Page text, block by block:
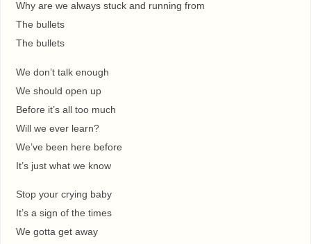
Why are we always stuck and running from
The bullets
The bullets
We don’t talk enough
We should open up
Before it’s all too much
Will we ever learn?
We’ve been here before
It’s just what we know
Stop your crying baby
It’s a sign of the times
We gotta get away